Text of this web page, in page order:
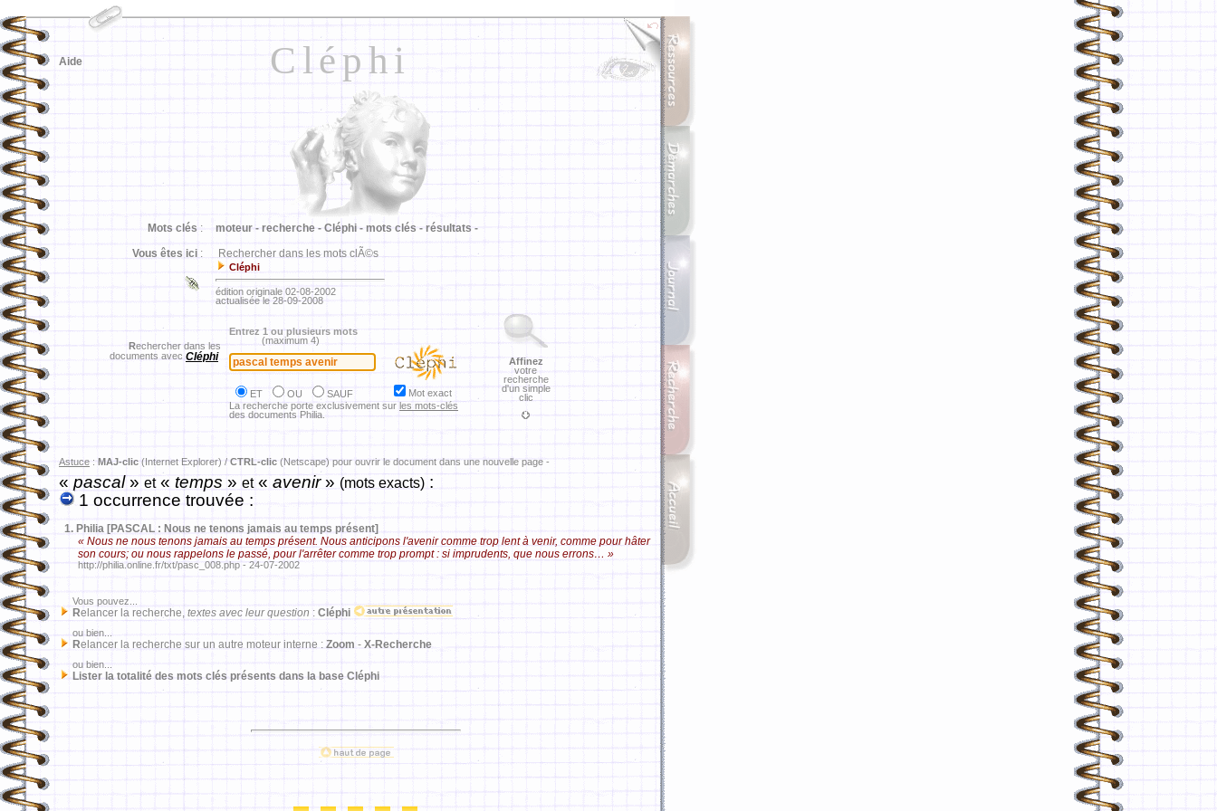
Cléphi
Aide
Mots clés : moteur - recherche - Cléphi - mots clés - résultats -
Vous êtes ici : Rechercher dans les mots clÃ©s
Cléphi
édition originale 02-08-2002
actualisée le 28-09-2008
Rechercher dans les
documents avec Cléphi
Entrez 1 ou plusieurs mots
(maximum 4)
ET OU SAUF
Mot exact
La recherche porte exclusivement sur les mots-clés
des documents Philia.
Affinez
votre
recherche
d'un simple
clic
Astuce : MAJ-clic (Internet Explorer) / CTRL-clic (Netscape) pour ouvrir le document dans une nouvelle page -
«pascal» et« temps » et« avenir» (mots exacts) :
1 occurrence trouvée :
1. Philia [PASCAL : Nous ne tenons jamais au temps présent]
« Nous ne nous tenons jamais au temps présent. Nous anticipons l'avenir comme trop lent à venir, comme pour hâter
son cours; ou nous rappelons le passé, pour l'arrêter comme trop prompt : si imprudents, que nous errons… »
http://philia.online.fr/txt/pasc_008.php - 24-07-2002
Vous pouvez...
Relancer la recherche, textes avec leur question : Cléphi
ou bien...
Relancer la recherche sur un autre moteur interne : Zoom - X-Recherche
ou bien...
Lister la totalité des mots clés présents dans la base Cléphi